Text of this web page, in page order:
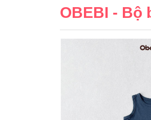
OBEBI - Bộ